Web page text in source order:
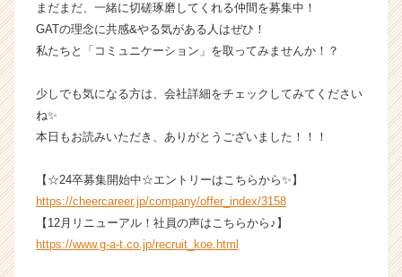
まだまだ、一緒に切磋琢磨してくれる仲間を募集中！
GATの理念に共感&やる気がある人はぜひ！
私たちと「コミュニケーション」を取ってみませんか！？
少しでも気になる方は、会社詳細をチェックしてみてください
ね✨
本日もお読みいただき、ありがとうございました！！！
【☆24卒募集開始中☆エントリーはこちらから✨】
https://cheercareer.jp/company/offer_index/3158
【12月リニューアル！社員の声はこちらから♪】
https://www.g-a-t.co.jp/recruit_koe.html